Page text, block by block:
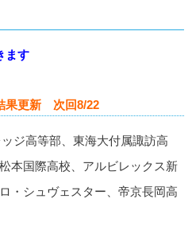
ます
果更新 次回8/22
ジ高等部、東海大付属諏訪高
本国際高校、アルビレックス新
・シュヴェスター、帝京長岡高